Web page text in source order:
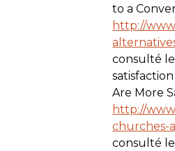
to a
http://
consulté le
Are More
http://
churches-
consulté le